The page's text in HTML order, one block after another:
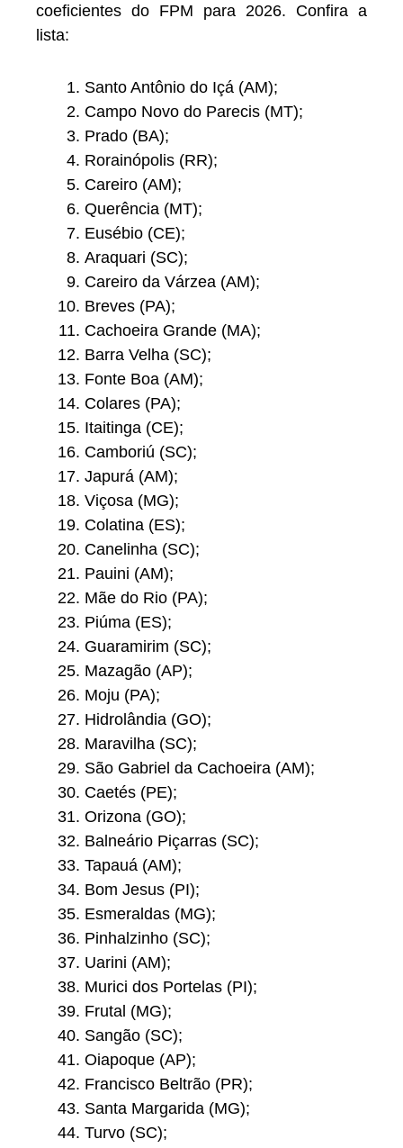
coeficientes do FPM para 2026. Confira a
lista:
Santo Antônio do Içá (AM);
Campo Novo do Parecis (MT);
Prado (BA);
Rorainópolis (RR);
Careiro (AM);
Querência (MT);
Eusébio (CE);
Araquari (SC);
Careiro da Várzea (AM);
Breves (PA);
Cachoeira Grande (MA);
Barra Velha (SC);
Fonte Boa (AM);
Colares (PA);
Itaitinga (CE);
Camboriú (SC);
Japurá (AM);
Viçosa (MG);
Colatina (ES);
Canelinha (SC);
Pauini (AM);
Mãe do Rio (PA);
Piúma (ES);
Guaramirim (SC);
Mazagão (AP);
Moju (PA);
Hidrolândia (GO);
Maravilha (SC);
São Gabriel da Cachoeira (AM);
Caetés (PE);
Orizona (GO);
Balneário Piçarras (SC);
Tapauá (AM);
Bom Jesus (PI);
Esmeraldas (MG);
Pinhalzinho (SC);
Uarini (AM);
Murici dos Portelas (PI);
Frutal (MG);
Sangão (SC);
Oiapoque (AP);
Francisco Beltrão (PR);
Santa Margarida (MG);
Turvo (SC);